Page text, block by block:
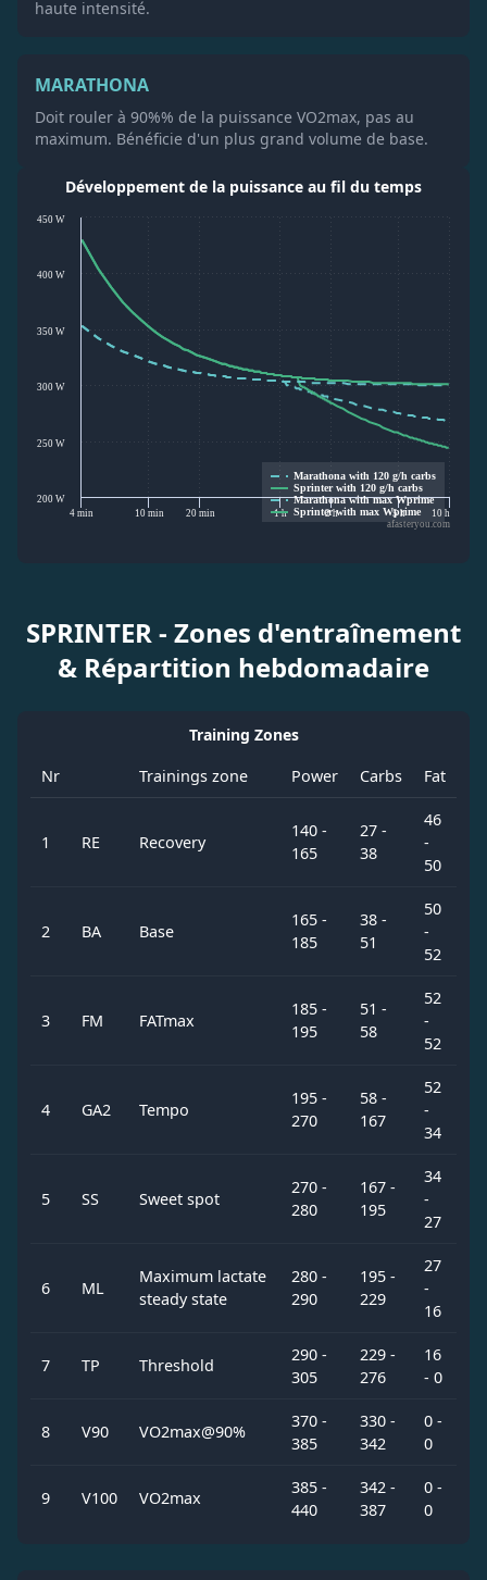
haute intensité.
MARATHONA
Doit rouler à 90%% de la puissance VO2max, pas au
maximum. Bénéficie d'un plus grand volume de base.
Développement de la puissance au fil du temps
4 min 10 min 20 min 1 h 2 h 5 h 10 h
200 W
250 W
300 W
350 W
400 W
450 W
Marathona with 120 g/h carbs
Sprinter with 120 g/h carbs
Marathona with max Wprime
Sprinter with max Wprime
afasteryou.com
SPRINTER - Zones d'entraînement
& Répartition hebdomadaire
Training Zones
Nr
Trainings zone Power Carbs Fat
1 RE Recovery
140 -
165
27 -
38
46
-
50
2 BA Base
165 -
185
38 -
51
50
-
52
3 FM FATmax
185 -
195
51 -
58
52
-
52
4 GA2 Tempo
195 -
270
58 -
167
52
-
34
5 SS Sweet spot
270 -
280
167 -
195
34
-
27
6 ML
Maximum lactate
steady state
280 -
290
195 -
229
27
-
16
7 TP Threshold
290 -
305
229 -
276
16
- 0
8 V90 VO2max@90%
370 -
385
330 -
342
0 -
0
9 V100 VO2max
385 -
440
342 -
387
0 -
0